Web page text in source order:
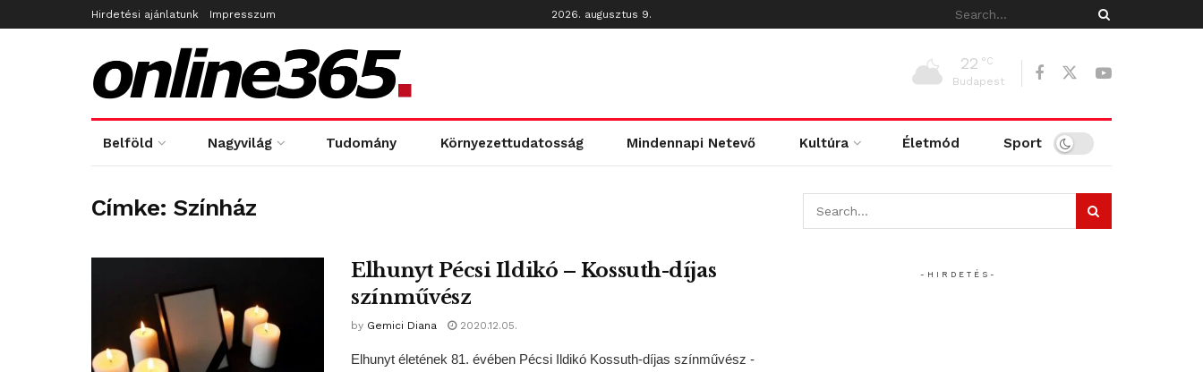
Hirdetési ajánlatunk Impresszum 2026. augusztus 9.
22 °C
Budapest
Belföld Nagyvilág Tudomány Környezettudatosság Mindennapi Netevő Kultúra Életmód Sport
Címke:Színház
Elhunyt Pécsi Ildikó – Kossuth-díjas
színművész
by Gemici Diana 2020.12.05.
Elhunyt életének 81. évében Pécsi Ildikó Kossuth-díjas színművész -
- H I R D E T É S -